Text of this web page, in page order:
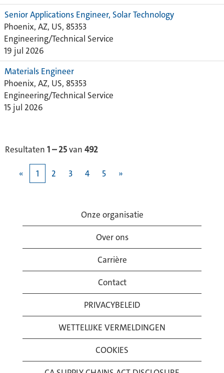
Senior Applications Engineer, Solar Technology
Phoenix, AZ, US, 85353
Engineering/Technical Service
19 jul 2026
Materials Engineer
Phoenix, AZ, US, 85353
Engineering/Technical Service
15 jul 2026
Resultaten 1 – 25van 492
« 1 2 3 4 5 »
Onze organisatie
Over ons
Carrière
Contact
PRIVACYBELEID
WETTELIJKE VERMELDINGEN
COOKIES